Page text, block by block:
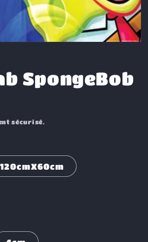
SpongeBob
sécurisé.
120cmX60cm